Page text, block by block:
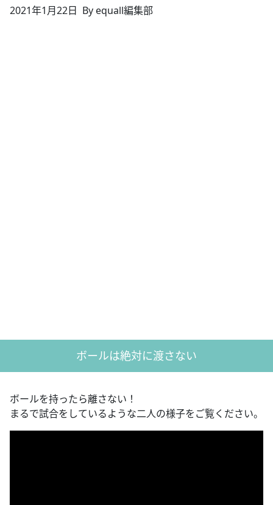
2021年1月22日 By equall編集部
ボールは絶対に渡さない
ボールを持ったら離さない！
まるで試合をしているような二人の様子をご覧ください。